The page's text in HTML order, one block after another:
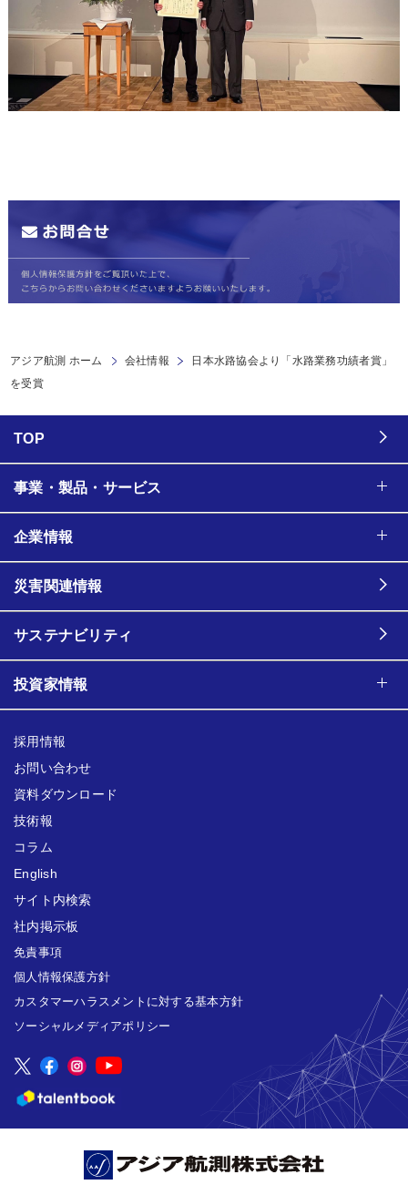
アジア航測 ホーム 会社情報
日本水路協会より「水路業務功績者賞」
を受賞
TOP
事業・製品・サービス
企業情報
災害関連情報
サステナビリティ
投資家情報
採用情報
お問い合わせ
資料ダウンロード
技術報
コラム
English
サイト内検索
社内掲示板
免責事項
個人情報保護方針
カスタマーハラスメントに対する基本方針
ソーシャルメディアポリシー